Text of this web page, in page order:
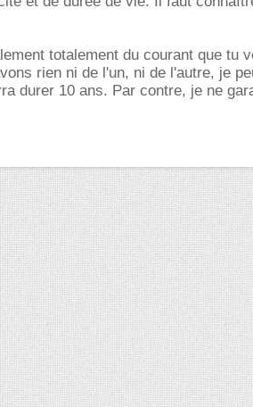
totalement du courant que tu
rien ni de l'un, ni de l'autre, je
durer 10 ans. Par contre, je ne